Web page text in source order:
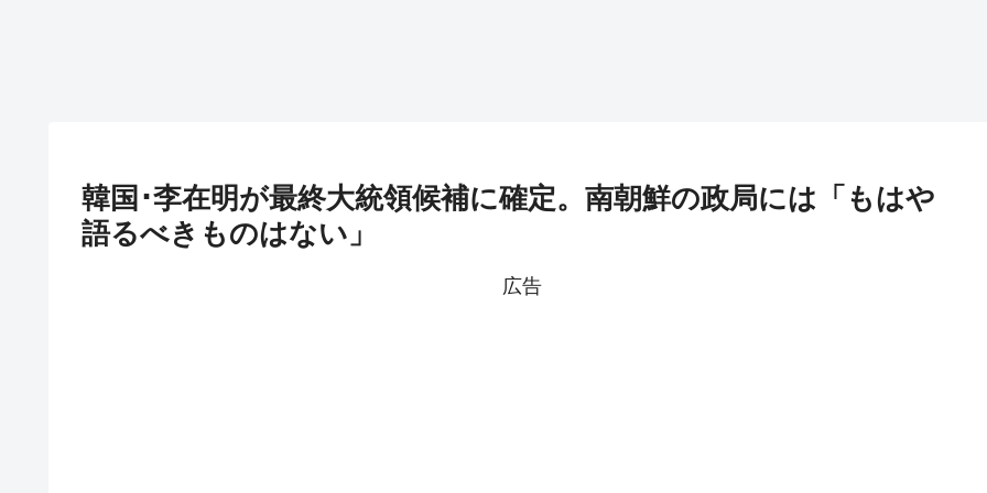
韓国･李在明が最終大統領候補に確定。南朝鮮の政局には「もはや
語るべきものはない」
広告